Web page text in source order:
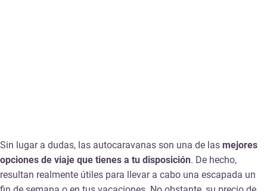
Sin lugar a dudas, las autocaravanas son una de las mejores
opciones de viaje que tienes a tu disposición. De hecho,
resultan realmente útiles para llevar a cabo una escapada un